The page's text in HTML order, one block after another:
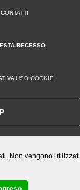
CONTATTI
RECESSO
USO COOKIE
Soc. € 10.000,
Non vengono utilizzati